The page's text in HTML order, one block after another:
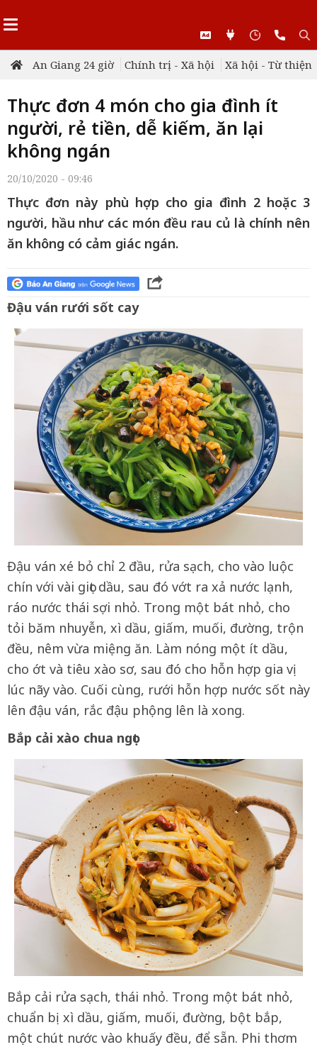
An Giang 24 giờ Chính trị - Xã hội Xã hội - Từ thiện
Thực đơn 4 món cho gia đình ít
người, rẻ tiền, dễ kiếm, ăn lại
không ngán
20/10/2020 - 09:46
Thực đơn này phù hợp cho gia đình 2 hoặc 3
người, hầu như các món đều rau củ là chính nên
ăn không có cảm giác ngán.
Đậu ván rưới sốt cay
Đậu ván xé bỏ chỉ 2 đầu, rửa sạch, cho vào luộc
chín với vài giọt dầu, sau đó vớt ra xả nước lạnh,
ráo nước thái sợi nhỏ. Trong một bát nhỏ, cho
tỏi băm nhuyễn, xì dầu, giấm, muối, đường, trộn
đều, nêm vừa miệng ăn. Làm nóng một ít dầu,
cho ớt và tiêu xào sơ, sau đó cho hỗn hợp gia vị
lúc nãy vào. Cuối cùng, rưới hỗn hợp nước sốt này
lên đậu ván, rắc đậu phộng lên là xong.
Bắp cải xào chua ngọt
Bắp cải rửa sạch, thái nhỏ. Trong một bát nhỏ,
chuẩn bị xì dầu, giấm, muối, đường, bột bắp,
một chút nước vào khuấy đều, để sẵn. Phi thơm